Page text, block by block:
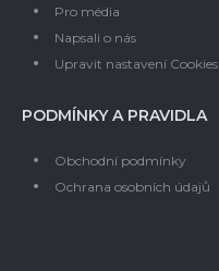
Pro média
Napsali o nás
Upravit nastavení Cookies
PODMÍNKY A PRAVIDLA
Obchodní podmínky
Ochrana osobních údajů